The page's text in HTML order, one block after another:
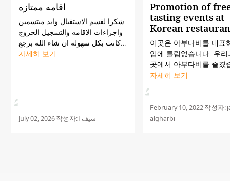
اقامه ممتازه
شكرا لقسم الاستقبال وايد مبتسمين
واجراءات الاقامه والتسجيل الخروج
كانت بكل سهوله ان شاء الله برجع
تاني وبشكرا بالخصوص المدير إسلام
자세히 보기
July 02, 2026작성자:سيف ا
Promotion of
tasting events at
Korean
이곳은 아부다비를 대표
임에 틀림없습니다. 우
곳에서 아부다비를 즐겼
륭한 조식과 8층 바에서
행운이 있었던 한국식당
에서 가장 행복한 식사
자세히 보기
February 10, 2022작성자:
algharbi